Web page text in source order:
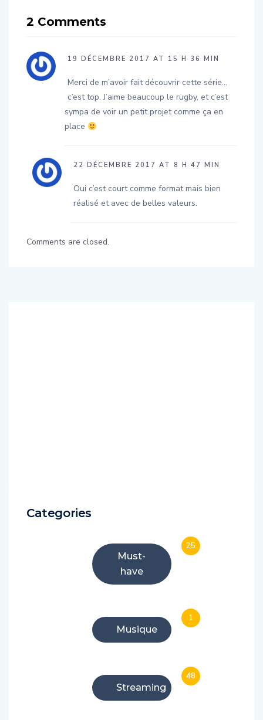
2 Comments
19 DÉCEMBRE 2017 AT 15 H 36 MIN
Merci de m’avoir fait découvrir cette série…
c’est top. J’aime beaucoup le rugby, et c’est
sympa de voir un petit projet comme ça en
place
22 DÉCEMBRE 2017 AT 8 H 47 MIN
Oui c’est court comme format mais bien
réalisé et avec de belles valeurs.
Comments are closed.
Categories
Must-
have
25
Musique
1
Streaming
48